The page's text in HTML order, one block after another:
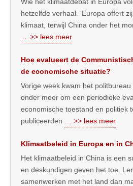
hetzelfde verhaal. ‘Europa offert
klimaat, terwijl China onder het
… >> lees meer
Hoe evalueert de
de economische situatie?
Vorige week kwam het politbureau
onder meer om een periodieke
economische toestand en politiek
publiceerden
… >> lees meer
Klimaatbeleid in Europa en in
Het klimaatbeleid in China is een
en deskundigen geven het toe.
samenwerken met het land dan